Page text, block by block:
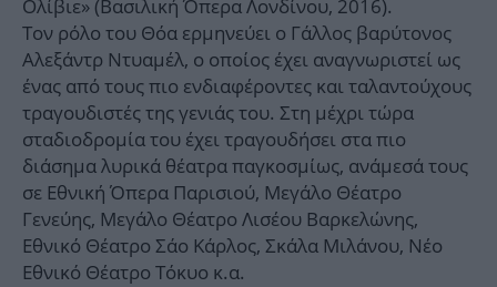
Ολίβιε» (Βασιλική Όπερα Λονδίνου, 2016).
Τον ρόλο του Θόα ερμηνεύει ο Γάλλος βαρύτονος
Αλεξάντρ Ντυαμέλ, ο οποίος έχει αναγνωριστεί ως
ένας από τους πιο ενδιαφέροντες και ταλαντούχους
τραγουδιστές της γενιάς του. Στη μέχρι τώρα
σταδιοδρομία του έχει τραγουδήσει στα πιο
διάσημα λυρικά θέατρα παγκοσμίως, ανάμεσά τους
σε Εθνική Όπερα Παρισιού, Μεγάλο Θέατρο
Γενεύης, Μεγάλο Θέατρο Λισέου Βαρκελώνης,
Εθνικό Θέατρο Σάο Κάρλος, Σκάλα Μιλάνου, Νέο
Εθνικό Θέατρο Τόκυο κ.α.